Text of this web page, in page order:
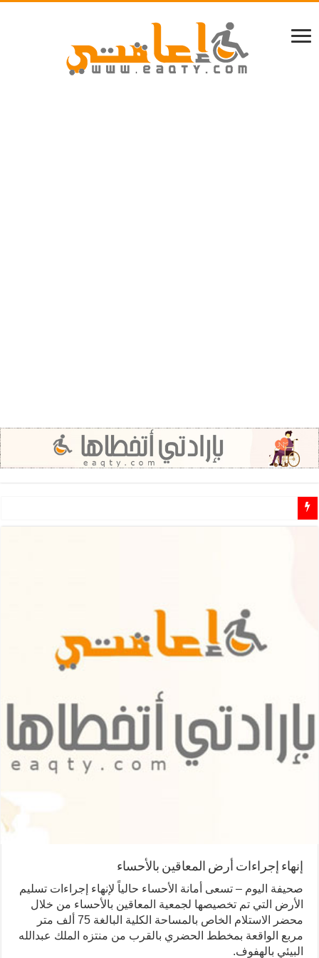
إنهاء إجراءات أرض المعاقين بالأحساء
صحيفة اليوم – تسعى أمانة الأحساء حالياً لإنهاء إجراءات تسليم
الأرض التي تم تخصيصها لجمعية المعاقين بالأحساء من خلال
محضر الاستلام الخاص بالمساحة الكلية البالغة 75 ألف متر
مربع الواقعة بمخطط الحضري بالقرب من منتزه الملك عبدالله
البيئي بالهفوف.